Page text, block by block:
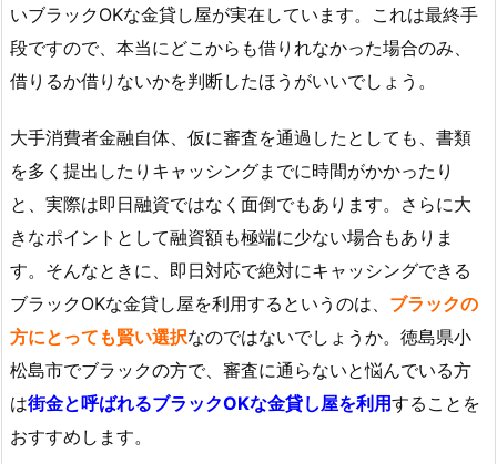
いブラックOKな金貸し屋が実在しています。これは最終手
段ですので、本当にどこからも借りれなかった場合のみ、
借りるか借りないかを判断したほうがいいでしょう。
大手消費者金融自体、仮に審査を通過したとしても、書類
を多く提出したりキャッシングまでに時間がかかったり
と、実際は即日融資ではなく面倒でもあります。さらに大
きなポイントとして融資額も極端に少ない場合もありま
す。そんなときに、即日対応で絶対にキャッシングできる
ブラックOKな金貸し屋を利用するというのは、 ブラックの
方にとっても賢い選択なのではないでしょうか。徳島県小
松島市でブラックの方で、審査に通らないと悩んでいる方
は街金と呼ばれるブラックOKな金貸し屋を利用することを
おすすめします。